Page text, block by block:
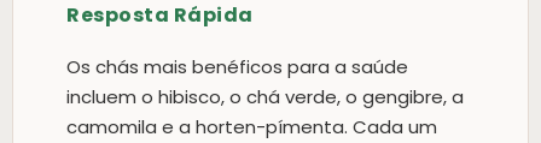
Resposta Rápida
Os chás mais benéficos para a saúde
incluem o hibisco, o chá verde, o gengibre, a
camomila e a horten-pímenta. Cada um